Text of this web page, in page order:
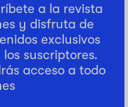
a la revista
y disfruta de
exclusivos
los suscriptores.
acceso a todo